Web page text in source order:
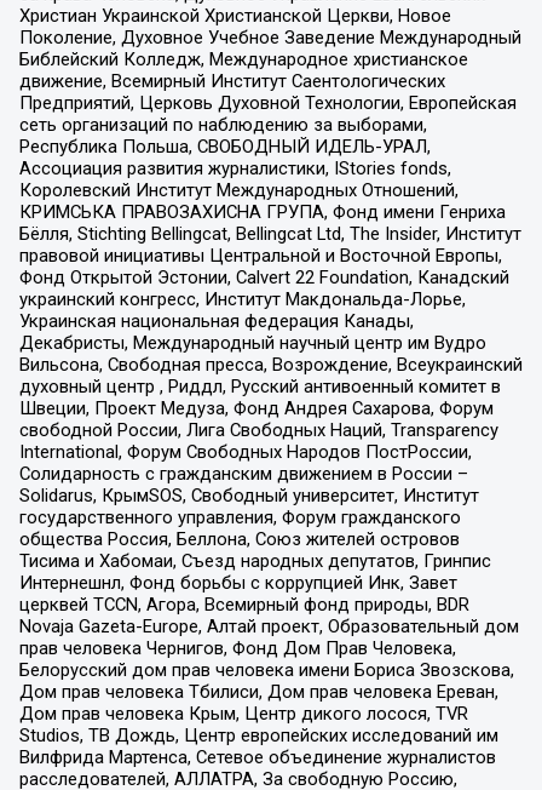
Христиан Украинской Христианской Церкви, Новое
Поколение, Духовное Учебное Заведение Международный
Библейский Колледж, Международное христианское
движение, Всемирный Институт Саентологических
Предприятий, Церковь Духовной Технологии, Европейская
сеть организаций по наблюдению за выборами,
Республика Польша, СВОБОДНЫЙ ИДЕЛЬ-УРАЛ,
Ассоциация развития журналистики, IStories fonds,
Королевский Институт Международных Отношений,
КРИМСЬКА ПРАВОЗАХИСНА ГРУПА, Фонд имени Генриха
Бёлля, Stichting Bellingcat, Bellingcat Ltd, The Insider, Институт
правовой инициативы Центральной и Восточной Европы,
Фонд Открытой Эстонии, Calvert 22 Foundation, Канадский
украинский конгресс, Институт Макдональда-Лорье,
Украинская национальная федерация Канады,
Декабристы, Международный научный центр им Вудро
Вильсона, Свободная пресса, Возрождение, Всеукраинский
духовный центр , Риддл, Русский антивоенный комитет в
Швеции, Проект Медуза, Фонд Андрея Сахарова, Форум
свободной России, Лига Свободных Наций, Transparеncy
International, Форум Свободных Народов ПостРоссии,
Солидарность с гражданским движением в России –
Solidarus, КрымSOS, Свободный университет, Институт
государственного управления, Форум гражданского
общества Россия, Беллона, Союз жителей островов
Тисима и Хабомаи, Съезд народных депутатов, Гринпис
Интернешнл, Фонд борьбы с коррупцией Инк, Завет
церквей TCCN, Агора, Всемирный фонд природы, BDR
Novaja Gazeta-Europe, Алтай проект, Образовательный дом
прав человека Чернигов, Фонд Дом Прав Человека,
Белорусский дом прав человека имени Бориса Звозскова,
Дом прав человека Тбилиси, Дом прав человека Ереван,
Дом прав человека Крым, Центр дикого лосося, TVR
Studios, ТВ Дождь, Центр европейских исследований им
Вилфрида Мартенса, Сетевое объединение журналистов
расследователей, АЛЛАТРА, За свободную Россию,